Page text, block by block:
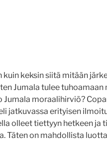
kuin keksin siitä mitään
Jumala tulee tuhoamaan
Jumala moraalihirviö?
jatkuvassa erityisen
olleet tiettyyn hetkeen ja
Täten on mahdollista